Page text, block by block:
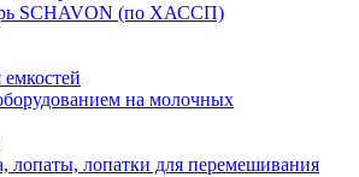
SCHAVON (по ХАССП)
на молочных
лопаты, лопатки для перемешивания